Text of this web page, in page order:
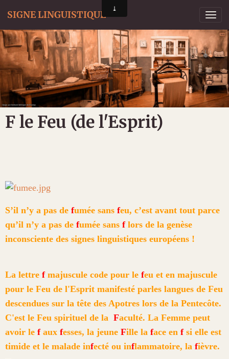
SIGNE LINGUISTIQUE
F le Feu (de l'Esprit)
S’il n’y a pas de fumée sans feu, c’est avant tout parce
qu’il n’y a pas de fumée sans flors de la genèse
inconsciente des signes linguistiques européens !
La lettre fmajuscule code pour le feu et en majuscule
pour le Feu de l'Esprit manifesté parles langues de Feu
descendues sur la tête des Apotres lors de la Pentecôte.
C'est le Feu spirituel de la Faculté. La Femme peut
avoir le faux fesses, la jeune Fille la face en fsi elle est
timide et le malade infecté ou inflammatoire, la fièvre.